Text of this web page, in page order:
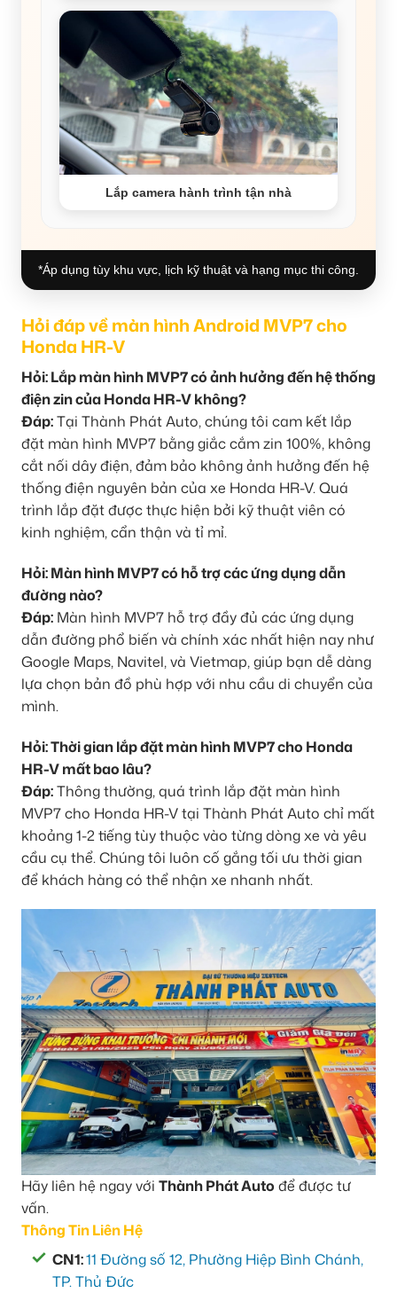
Lắp camera hành trình tận nhà
*Áp dụng tùy khu vực, lịch kỹ thuật và hạng mục thi công.
Hỏi đáp về màn hình Android MVP7 cho
Honda HR-V
Hỏi: Lắp màn hình MVP7 có ảnh hưởng đến hệ thống
điện zin của Honda HR-V không?
Đáp:Tại Thành Phát Auto, chúng tôi cam kết lắp
đặt màn hình MVP7 bằng giắc cắm zin 100%, không
cắt nối dây điện, đảm bảo không ảnh hưởng đến hệ
thống điện nguyên bản của xe Honda HR-V. Quá
trình lắp đặt được thực hiện bởi kỹ thuật viên có
kinh nghiệm, cẩn thận và tỉ mỉ.
Hỏi: Màn hình MVP7 có hỗ trợ các ứng dụng dẫn
đường nào?
Đáp: Màn hình MVP7 hỗ trợ đầy đủ các ứng dụng
dẫn đường phổ biến và chính xác nhất hiện nay như
Google Maps, Navitel, và Vietmap, giúp bạn dễ dàng
lựa chọn bản đồ phù hợp với nhu cầu di chuyển của
mình.
Hỏi: Thời gian lắp đặt màn hình MVP7 cho Honda
HR-V mất bao lâu?
Đáp:Thông thường, quá trình lắp đặt màn hình
MVP7 cho Honda HR-V tại Thành Phát Auto chỉ mất
khoảng 1-2 tiếng tùy thuộc vào từng dòng xe và yêu
cầu cụ thể. Chúng tôi luôn cố gắng tối ưu thời gian
để khách hàng có thể nhận xe nhanh nhất.
Hãy liên hệ ngay với Thành Phát Auto để được tư
vấn.
Thông Tin Liên Hệ
CN1:11 Đường số 12, Phường Hiệp Bình Chánh,
TP. Thủ Đức